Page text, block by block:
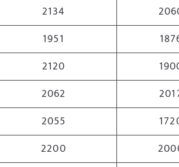
2134
1951
2120
2062
2055
2200